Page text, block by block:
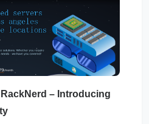
RackNerd – Introducing